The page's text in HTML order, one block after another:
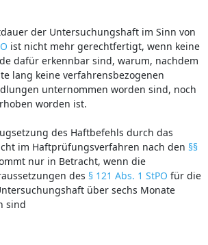
der Untersuchungshaft im Sinn von
ist nicht mehr gerechtfertigt, wenn keine
dafür erkennbar sind, warum, nachdem
lang keine verfahrensbezogenen
unternommen worden sind, noch
worden ist.
des Haftbefehls durch das
im Haftprüfungsverfahren nach den §§
nur in Betracht, wenn die
des § 121 Abs. 1 StPO für die
über sechs Monate
sind